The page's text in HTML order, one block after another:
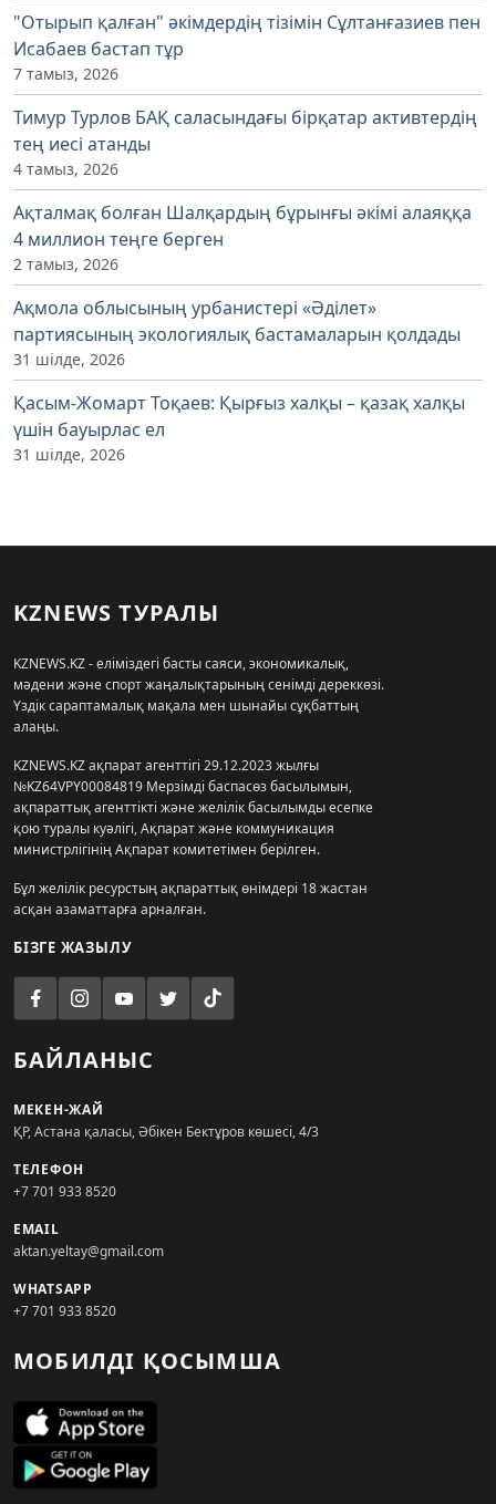
"Отырып қалған" әкімдердің тізімін Сұлтанғазиев пен
Исабаев бастап тұр
7 тамыз, 2026
Тимур Турлов БАҚ саласындағы бірқатар активтердің
тең иесі атанды
4 тамыз, 2026
Ақталмақ болған Шалқардың бұрынғы әкімі алаяққа
4 миллион теңге берген
2 тамыз, 2026
Ақмола облысының урбанистері «Әділет»
партиясының экологиялық бастамаларын қолдады
31 шілде, 2026
Қасым-Жомарт Тоқаев: Қырғыз халқы – қазақ халқы
үшін бауырлас ел
31 шілде, 2026
KZNEWS ТУРАЛЫ
KZNEWS.KZ - еліміздегі басты саяси, экономикалық,
мәдени және спорт жаңалықтарының сенімді дереккөзі.
Үздік сараптамалық мақала мен шынайы сұқбаттың
алаңы.
KZNEWS.KZ ақпарат агенттігі 29.12.2023 жылғы
№KZ64VPY00084819 Мерзімді баспасөз басылымын,
ақпараттық агенттікті және желілік басылымды есепке
қою туралы куәлігі, Ақпарат және коммуникация
министрлігінің Ақпарат комитетімен берілген.
Бұл желілік ресурстың ақпараттық өнімдері 18 жастан
асқан азаматтарға арналған.
БІЗГЕ ЖАЗЫЛУ
БАЙЛАНЫС
МЕКЕН-ЖАЙ
ҚР, Астана қаласы, Әбікен Бектұров көшесі, 4/3
ТЕЛЕФОН
+7 701 933 8520
EMAIL
aktan.yeltay@gmail.com
WHATSAPP
+7 701 933 8520
МОБИЛДІ ҚОСЫМША